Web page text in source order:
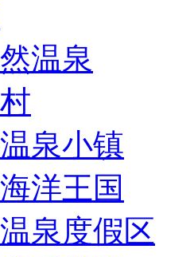
温泉
泉小镇
洋王国
泉度假区